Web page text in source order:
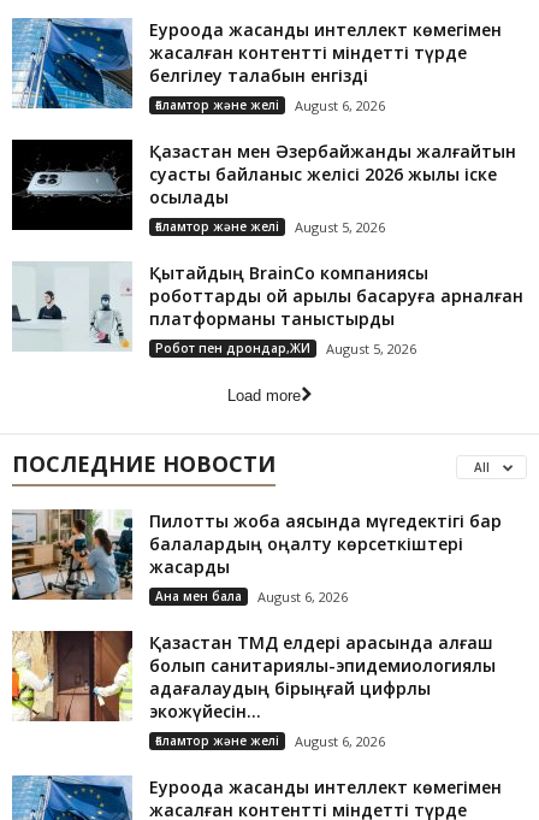
Еуроодақ жасанды интеллект көмегімен
жасалған контентті міндетті түрде
белгілеу талабын енгізді
Ғаламтор және желі August 6, 2026
Қазақстан мен Әзербайжанды жалғайтын
суасты байланыс желісі 2026 жылы іске
қосылады
Ғаламтор және желі August 5, 2026
Қытайдың BrainCo компаниясы
роботтарды ой арқылы басқаруға арналған
платформаны таныстырды
Робот пен дрондар,ЖИ August 5, 2026
Load more
ПОСЛЕДНИЕ НОВОСТИ All
Пилоттық жоба аясында мүгедектігі бар
балалардың оңалту көрсеткіштері
жақсарды
Ана мен бала August 6, 2026
Қазақстан ТМД елдері арасында алғаш
болып санитариялық-эпидемиологиялық
қадағалаудың бірыңғай цифрлық
экожүйесін...
Ғаламтор және желі August 6, 2026
Еуроодақ жасанды интеллект көмегімен
жасалған контентті міндетті түрде